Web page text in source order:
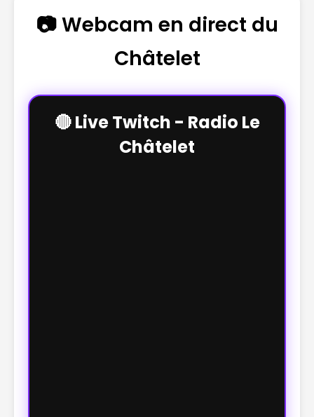
📷 Webcam en direct du
Châtelet
🔴 Live Twitch - Radio Le
Châtelet